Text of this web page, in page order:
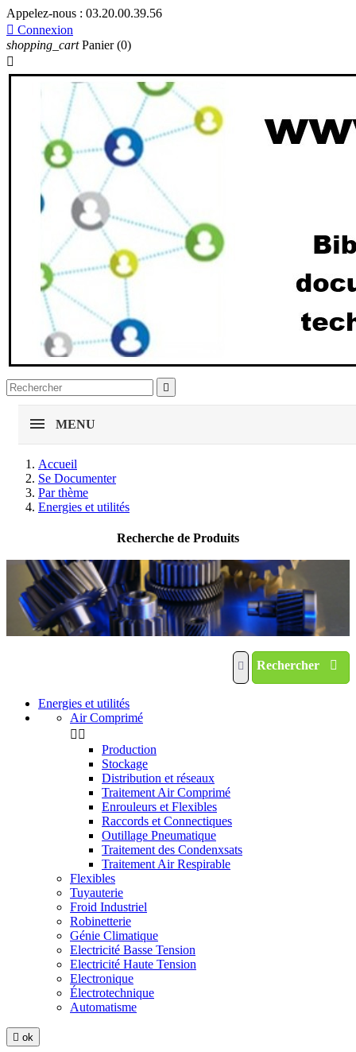
Appelez-nous : 03.20.00.39.56
 Connexion
shopping_cart Panier (0)


MENU
Accueil
Se Documenter
Par thème
Energies et utilités
Recherche de Produits
Rechercher
Energies et utilités
Air Comprimé
 
Production
Stockage
Distribution et réseaux
Traitement Air Comprimé
Enrouleurs et Flexibles
Raccords et Connectiques
Outillage Pneumatique
Traitement des Condenxsats
Traitement Air Respirable
Flexibles
Tuyauterie
Froid Industriel
Robinetterie
Génie Climatique
Electricité Basse Tension
Electricité Haute Tension
Electronique
Électrotechnique
Automatisme
 ok